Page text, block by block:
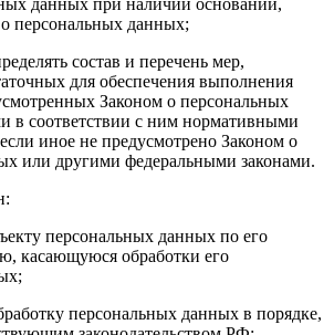
данных при наличии оснований,
персональных данных;
состав и перечень мер,
для обеспечения выполнения
Законом о персональных
в соответствии с ним нормативными
иное не предусмотрено Законом о
или другими федеральными законами.
персональных данных по его
касающуюся обработки его
персональных данных в порядке,